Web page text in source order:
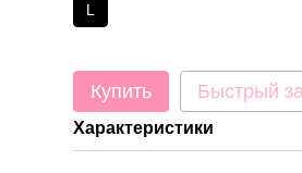
L
Купить Быстрый
Характеристики